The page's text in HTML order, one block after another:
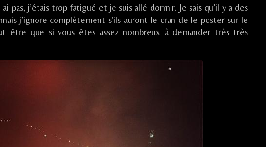
pas, j’étais trop fatigué et je suis allé dormir. Je sais qu’il y a des
j’ignore complètement s’ils auront le cran de le poster sur le
être que si vous êtes assez nombreux à demander très très